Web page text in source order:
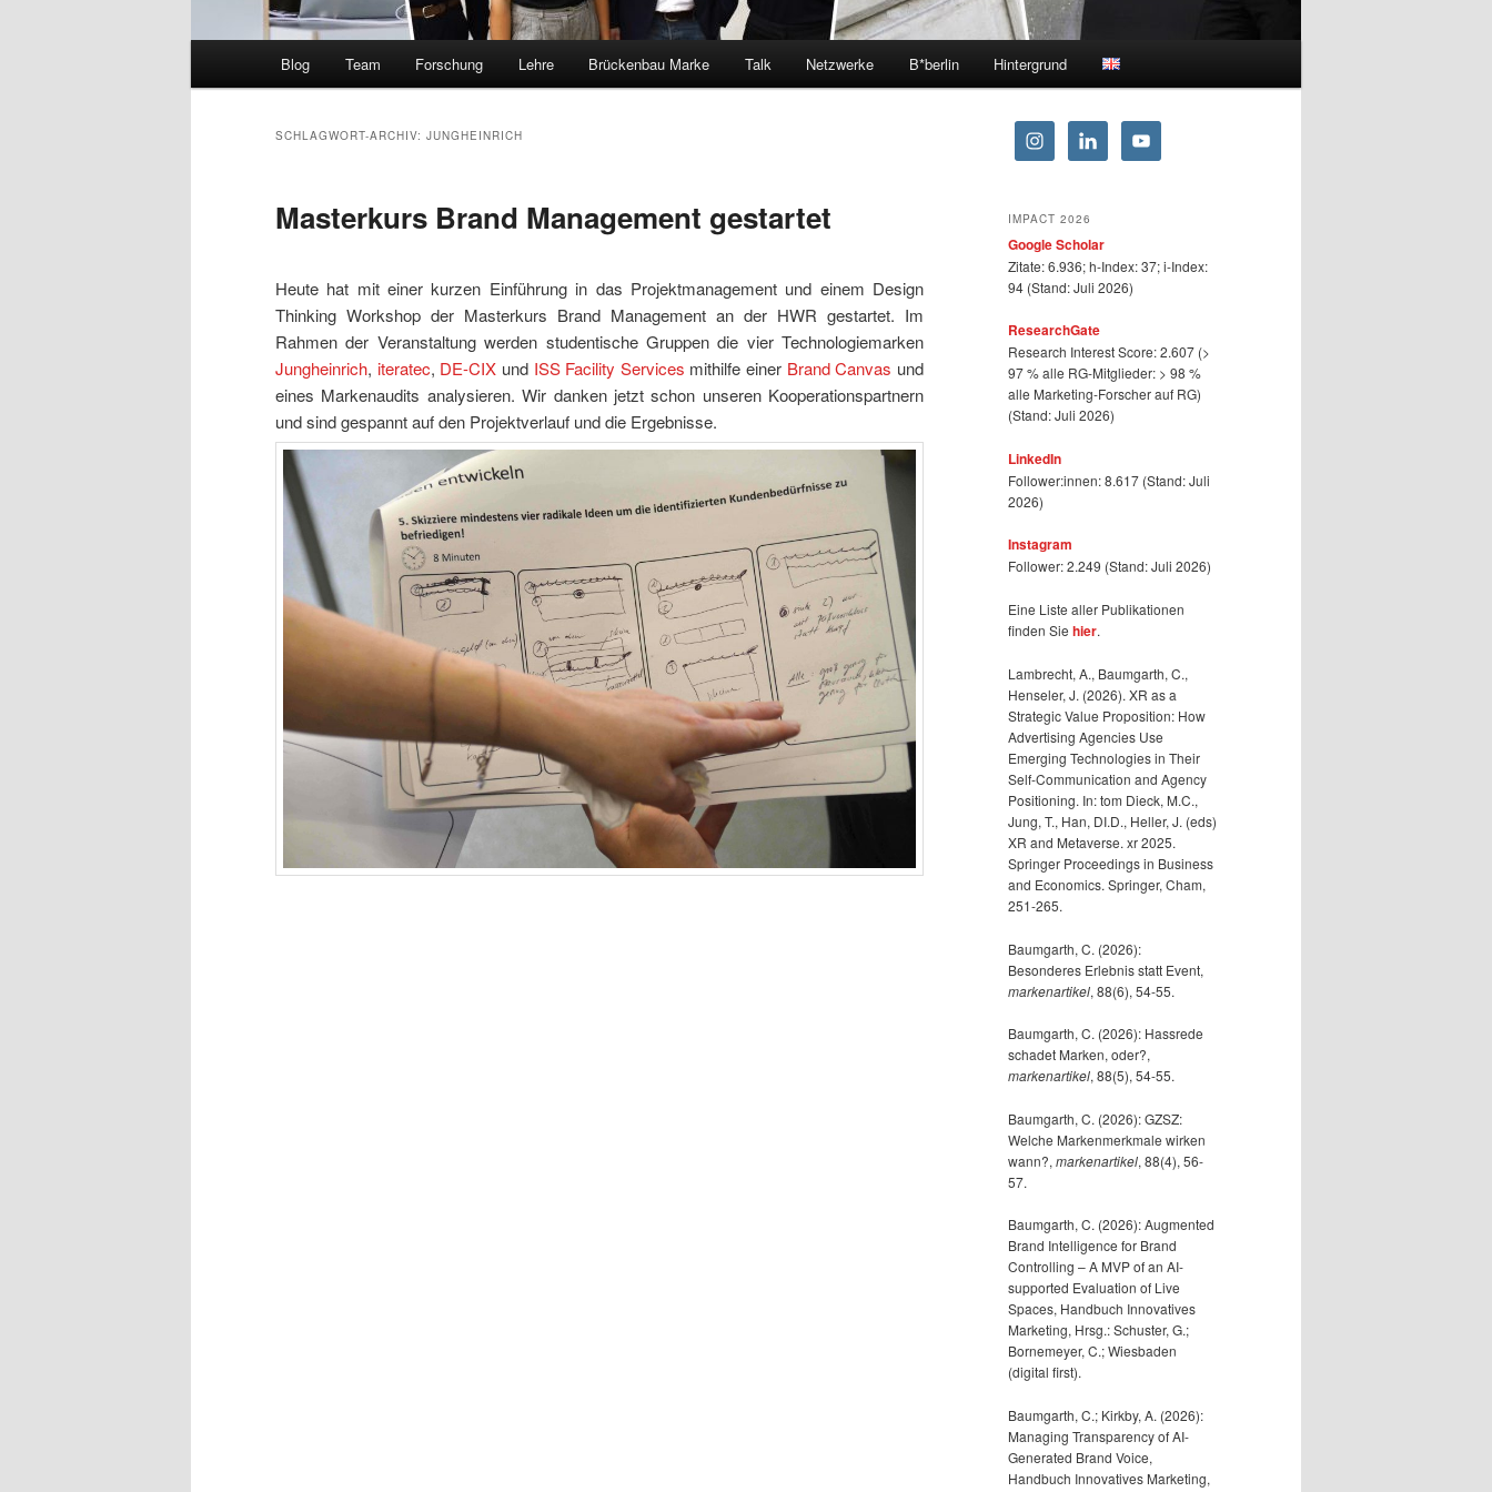
Blog Team Forschung Lehre Brückenbau Marke Talk Netzwerke B*berlin Hintergrund
SCHLAGWORT-ARCHIV: JUNGHEINRICH
Masterkurs Brand Management gestartet
Heute hat mit einer kurzen Einführung in das Projektmanagement und einem Design
Thinking Workshop der Masterkurs Brand Management an der HWR gestartet. Im
Rahmen der Veranstaltung werden studentische Gruppen die vier Technologiemarken
Jungheinrich, iteratec, DE-CIX und ISS Facility Services mithilfe einer Brand Canvas und
eines Markenaudits analysieren. Wir danken jetzt schon unseren Kooperationspartnern
und sind gespannt auf den Projektverlauf und die Ergebnisse.
IMPACT 2026
Google Scholar
Zitate: 6.936; h-Index: 37; i-Index:
94 (Stand: Juli 2026)
ResearchGate
Research Interest Score: 2.607 (>
97 % alle RG-Mitglieder: > 98 %
alle Marketing-Forscher auf RG)
(Stand: Juli 2026)
LinkedIn
Follower:innen: 8.617 (Stand: Juli
2026)
Instagram
Follower: 2.249 (Stand: Juli 2026)
Eine Liste aller Publikationen
finden Sie hier.
Lambrecht, A., Baumgarth, C.,
Henseler, J. (2026). XR as a
Strategic Value Proposition: How
Advertising Agencies Use
Emerging Technologies in Their
Self-Communication and Agency
Positioning. In: tom Dieck, M.C.,
Jung, T., Han, DI.D., Heller, J. (eds)
XR and Metaverse. xr 2025.
Springer Proceedings in Business
and Economics. Springer, Cham,
251-265.
Baumgarth, C. (2026):
Besonderes Erlebnis statt Event,
markenartikel, 88(6), 54-55.
Baumgarth, C. (2026): Hassrede
schadet Marken, oder?,
markenartikel, 88(5), 54-55.
Baumgarth, C. (2026): GZSZ:
Welche Markenmerkmale wirken
wann?, markenartikel, 88(4), 56-
57.
Baumgarth, C. (2026): Augmented
Brand Intelligence for Brand
Controlling – A MVP of an AI-
supported Evaluation of Live
Spaces, Handbuch Innovatives
Marketing, Hrsg.: Schuster, G.;
Bornemeyer, C.; Wiesbaden
(digital first).
Baumgarth, C.; Kirkby, A. (2026):
Managing Transparency of AI-
Generated Brand Voice,
Handbuch Innovatives Marketing,